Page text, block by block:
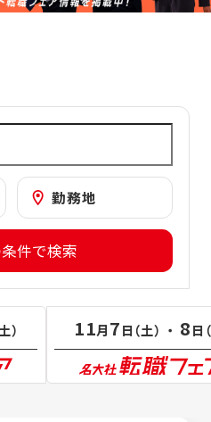
勤務地
件で検索
） 11月7日（土） ・ 8日